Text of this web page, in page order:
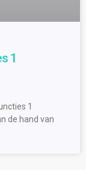
1
1
de hand van